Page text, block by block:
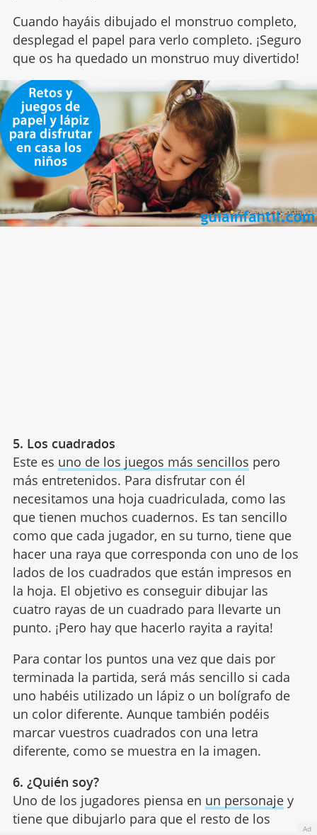
Cuando hayáis dibujado el monstruo completo,
desplegad el papel para verlo completo. ¡Seguro
que os ha quedado un monstruo muy divertido!
5. Los cuadrados
Este es uno de los juegos más sencillos pero
más entretenidos. Para disfrutar con él
necesitamos una hoja cuadriculada, como las
que tienen muchos cuadernos. Es tan sencillo
como que cada jugador, en su turno, tiene que
hacer una raya que corresponda con uno de los
lados de los cuadrados que están impresos en
la hoja. El objetivo es conseguir dibujar las
cuatro rayas de un cuadrado para llevarte un
punto. ¡Pero hay que hacerlo rayita a rayita!
Para contar los puntos una vez que dais por
terminada la partida, será más sencillo si cada
uno habéis utilizado un lápiz o un bolígrafo de
un color diferente. Aunque también podéis
marcar vuestros cuadrados con una letra
diferente, como se muestra en la imagen.
6. ¿Quién soy?
Uno de los jugadores piensa en un personajey
tiene que dibujarlo para que el resto de los
Ad